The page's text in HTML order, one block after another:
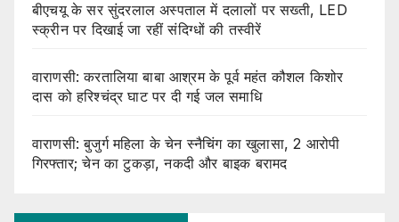
बीएचयू के सर सुंदरलाल अस्पताल में दलालों पर सख्ती, LED
स्क्रीन पर दिखाई जा रहीं संदिग्धों की तस्वीरें
वाराणसी: करतालिया बाबा आश्रम के पूर्व महंत कौशल किशोर
दास को हरिश्चंद्र घाट पर दी गई जल समाधि
वाराणसी: बुजुर्ग महिला के चेन स्नैचिंग का खुलासा, 2 आरोपी
गिरफ्तार; चेन का टुकड़ा, नकदी और बाइक बरामद